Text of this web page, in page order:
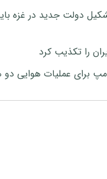
دولت جدید در غزه
را تکذیب کرد
برای عملیات هوایی دو